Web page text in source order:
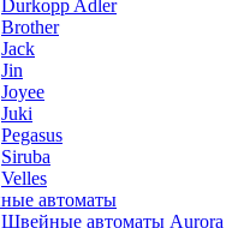
Durkopp Adler
Brother
Jack
Jin
Joyee
Juki
Pegasus
Siruba
Velles
автоматы
Швейные автоматы Aurora